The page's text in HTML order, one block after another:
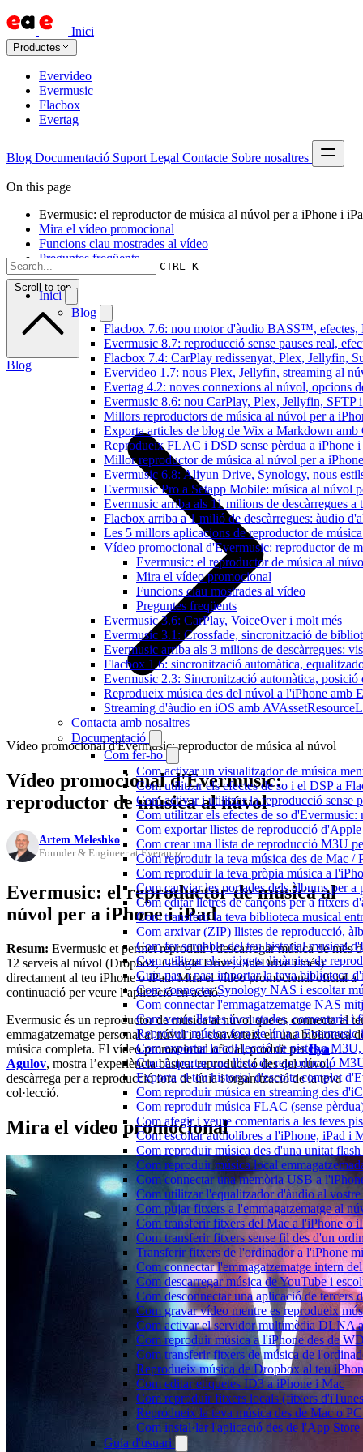
Inici
Productes
Evervideo
Evermusic
Flacbox
Evertag
Blog Documentació Suport Legal Contacte Sobre nosaltres
CTRL K
Inici
Blog
Flacbox 7.6: nou motor d'àudio BASS™, efectes,
Evermusic 8.7: reproducció sense pauses real,
Flacbox 7.4: CarPlay redissenyat, Plex, Jellyfin,
Evervideo 1.7: nous Plex, Jellyfin, streaming al
Evertag 4.2: noves connexions al núvol, opcions
Evermusic 8.6: nou CarPlay, Plex, Jellyfin, SFTP
Millors reproductors de música al núvol per a
Exporta articles de blog de Wix a Markdown
Reprodueix FLAC i DSD sense pèrdua a iPhone
Millor reproductor de música al núvol per a
Evermusic 6.8: Aliyun Drive, Synology, nous
Evermusic Pro a Setapp Mobile: música al núvol
Evermusic arriba als 11 milions de descàrregues a
Flacbox arriba a 1 milió de descàrregues: àudio
Les 5 millors aplicacions de reproductor de
Vídeo promocional d'Evermusic: reproductor de
Evermusic: el reproductor de música al
Mira el vídeo promocional
Funcions clau mostrades al vídeo
Preguntes freqüents
Evermusic 3.6: CarPlay, VoiceOver i molt més
Evermusic 3.1: Crossfade, sincronització de
Evermusic arriba als 3 milions de descàrregues:
Flacbox 1.6: sincronització automàtica,
Evermusic 2.3: Sincronització automàtica, posició
Reprodueix música des del núvol a l'iPhone amb
Streaming d'àudio en iOS amb
Contacta amb nosaltres
Documentació
Com fer-ho
Com activar un visualitzador de música
Com utilitzar els efectes de so i el DSP a
Com activar i utilitzar la reproducció sense
Com utilitzar els efectes de so
Com exportar llistes de reproducció
Com crear una llista de reproducció M3U
Com reproduir la teva música des de
Com reproduir la teva pròpia música a
Com canviar les portades dels àlbums per
Com editar lletres de cançons per a fitxers
Com transferir la teva biblioteca musical
Com arxivar (ZIP) llistes de reproducció,
Com fer scrobble del teu historial musical
Com utilitzar els widgets dinàmics de
Guia pas a pas: importar la teva biblioteca
Com connectar Synology NAS i escoltar
Com connectar l'emmagatzematge NAS
Com veure lletres incrustades, comentaris
Reproduir música fora de línia a
Com exportar la col·lecció de pistes a
Com importar una llista de reproducció
Exporta el teu historial d'escolta complet
Com reproduir música en streaming des
Com reproduir música FLAC (sense
Com afegir i veure comentaris a les teves
Com escoltar audiolibres a l'iPhone, iPad i
Com reproduir música des d'una unitat
Com reproduir música local
Com connectar una memòria USB a
Com utilitzar l'equalitzador d'àudio al
Com pujar fitxers a l'emmagatzematge al
Com transferir fitxers del Mac a l'iPhone o
Com transferir fitxers sense fil des d'un
Transferir fitxers de l'ordinador a l'iPhone
Com connectar l'emmagatzematge intern
Com descarregar música de YouTube i
Com desconnectar una aplicació de tercers
Com gravar vídeo mentre es reprodueix
Com activar el servidor multimèdia DLNA
Com reproduir música a l'iPhone des de
Com transferir fitxers de música de
Reprodueix música de Dropbox al teu
Com editar etiquetes ID3 a iPhone i Mac
Com reproduir fitxers locals (fitxers
Reprodueix la teva música des de Mac o
Com instal·lar l'aplicació des de l'App
Guia d'usuari
On this page
Evermusic: el reproductor de música al núvol per a iPhone i
Mira el vídeo promocional
Funcions clau mostrades al vídeo
Preguntes freqüents
Scroll to top
Blog
Vídeo promocional d'Evermusic: reproductor de música al núvol
Vídeo promocional d'Evermusic:
reproductor de música al núvol
Artem Meleshko
Founder & Engineer at Everappz
Evermusic: el reproductor de música al
núvol per a iPhone i iPad
Resum: Evermusic et permet reproduir i descarregar música de més
12 serveis al núvol (Dropbox, Google Drive, OneDrive i més)
directament al teu iPhone o iPad. Mira el vídeo promocional oficial a
continuació per veure l’aplicació en acció.
Evermusic és un reproductor de música al núvol que es connecta al
emmagatzematge personal al núvol i el converteix en una biblioteca
música completa. El vídeo promocional oficial, produït perIlya
Agulov, mostra l’experiència bàsica: reproducció des del núvol,
descàrrega per a reproducció fora de línia i organització de la teva
col·lecció.
Mira el vídeo promocional